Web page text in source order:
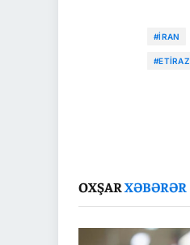
#İRAN
#ETIRAZ
OXŞARXƏBƏRƏR